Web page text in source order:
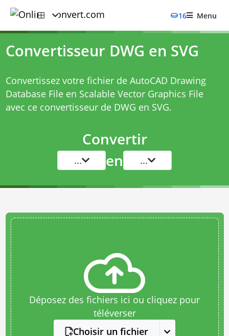
16 Menu
Convertisseur DWG en SVG
Convertissez votre fichier de AutoCAD Drawing
Database File en Scalable Vector Graphics File
avec ce convertisseur de DWG en SVG.
Convertir
... en ...
Déposez des fichiers ici ou cliquez pour
téléverser
Choisir un fichier